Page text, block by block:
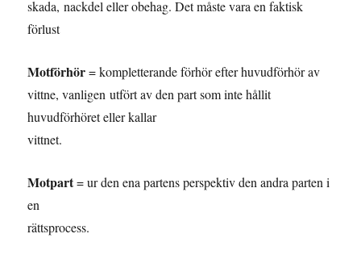
skada, nackdel eller obehag. Det måste vara en faktisk
förlust
Motförhör= kompletterande förhör efter huvudförhör av
vittne, vanligen utfört av den part som inte hållit
huvudförhöret eller kallar
vittnet.
Motpart= ur den ena partens perspektiv den andra parten i
en
rättsprocess.